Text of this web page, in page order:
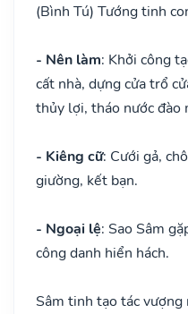
(Bình Tú) Tướng tinh
- Nên làm: Khởi công
cất nhà, dựng cửa trổ
thủy lợi, tháo nước đào
- Kiêng cữ: Cưới gả,
giường, kết bạn.
- Ngoại lệ: Sao Sâm
công danh hiển hách.
Sâm tinh tạo tác vượng